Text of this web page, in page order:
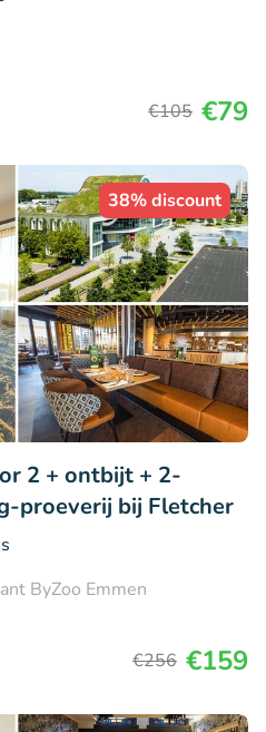
€105 €79
38% discount
2 + ontbijt + 2-
proeverij bij Fletcher
ByZoo Emmen
€256 €159